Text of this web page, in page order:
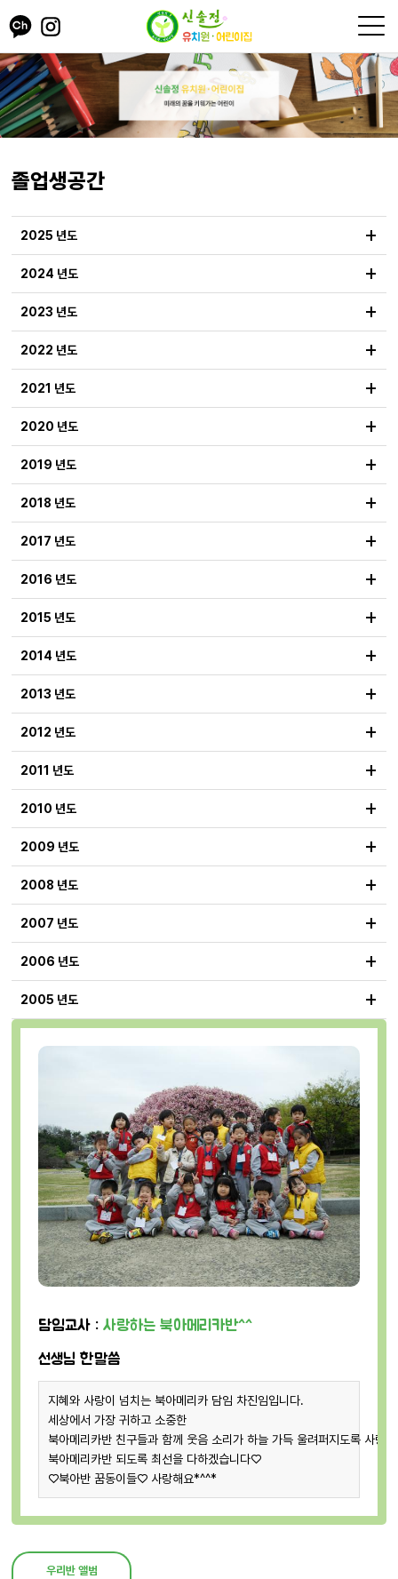
졸업생공간
2025 년도 +
2024 년도 +
2023 년도 +
2022 년도 +
2021 년도 +
2020 년도 +
2019 년도 +
2018 년도 +
2017 년도 +
2016 년도 +
2015 년도 +
2014 년도 +
2013 년도 +
2012 년도 +
2011 년도 +
2010 년도 +
2009 년도 +
2008 년도 +
2007 년도 +
2006 년도 +
2005 년도 +
담임교사 :사랑하는 북아메리카반^^
선생님 한말씀
지혜와 사랑이 넘치는 북아메리카 담임 차진임입니다.
세상에서 가장 귀하고 소중한
북아메리카반 친구들과 함께 웃음 소리가 하늘 가득 울려퍼지도록 사랑
북아메리카반 되도록 최선을 다하겠습니다♡
♡북아반 꿈동이들♡ 사랑해요*^^*
우리반 앨범